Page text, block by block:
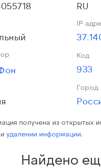
RU
IP
Код
933
Город
получена из открытых
иудалении информации.
Найдено